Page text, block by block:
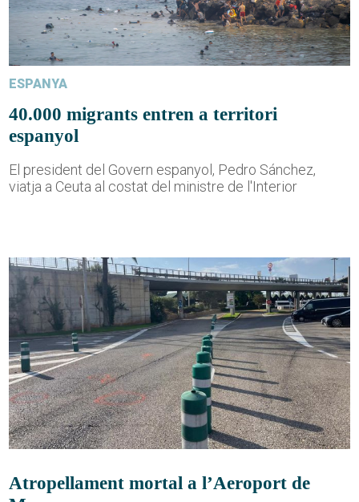
ESPANYA
40.000 migrants entren a territori
espanyol
El president del Govern espanyol, Pedro Sánchez,
viatja a Ceuta al costat del ministre de l'Interior
Atropellament mortal a l’Aeroport de